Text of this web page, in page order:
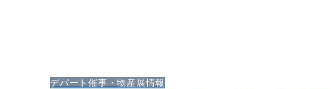
デパート催事・物産展情報